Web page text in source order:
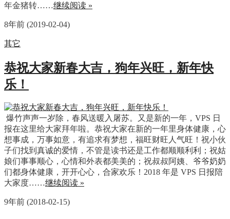
年金猪转……继续阅读 »
8年前 (2019-02-04)
其它
恭祝大家新春大吉，狗年兴旺，新年快
乐！
爆竹声声一岁除，春风送暖入屠苏。又是新的一年，VPS 日
报在这里给大家拜年啦。恭祝大家在新的一年里身体健康，心
想事成，万事如意，有追求有梦想，福旺财旺人气旺！祝小伙
子们找到真诚的爱情，不管是读书还是工作都顺顺利利；祝姑
娘们事事顺心，心情和外表都美美的；祝叔叔阿姨、爷爷奶奶
们都身体健康，开开心心，合家欢乐！2018 年是 VPS 日报陪
大家度……继续阅读 »
9年前 (2018-02-15)